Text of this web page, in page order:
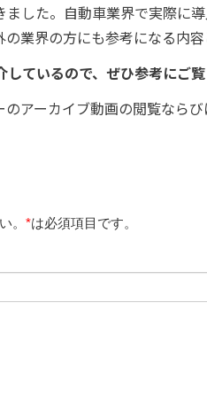
した。自動車業界で実際に
業界の方にも参考になる内容
ているので、ぜひ参考にご覧
アーカイブ動画の閲覧なら